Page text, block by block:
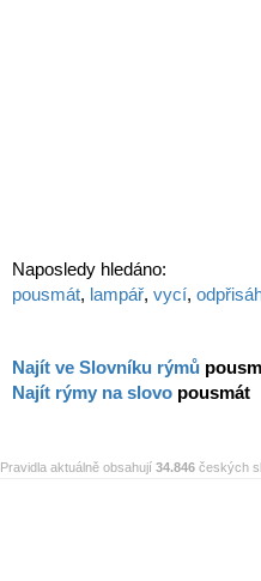
Naposledy hledáno:
pousmát, lampář, vycí,
Najít ve Slovníku rýmů
Najít rýmy na slovo pousmát
Pravidla aktuálně obsahují 34.846 českých